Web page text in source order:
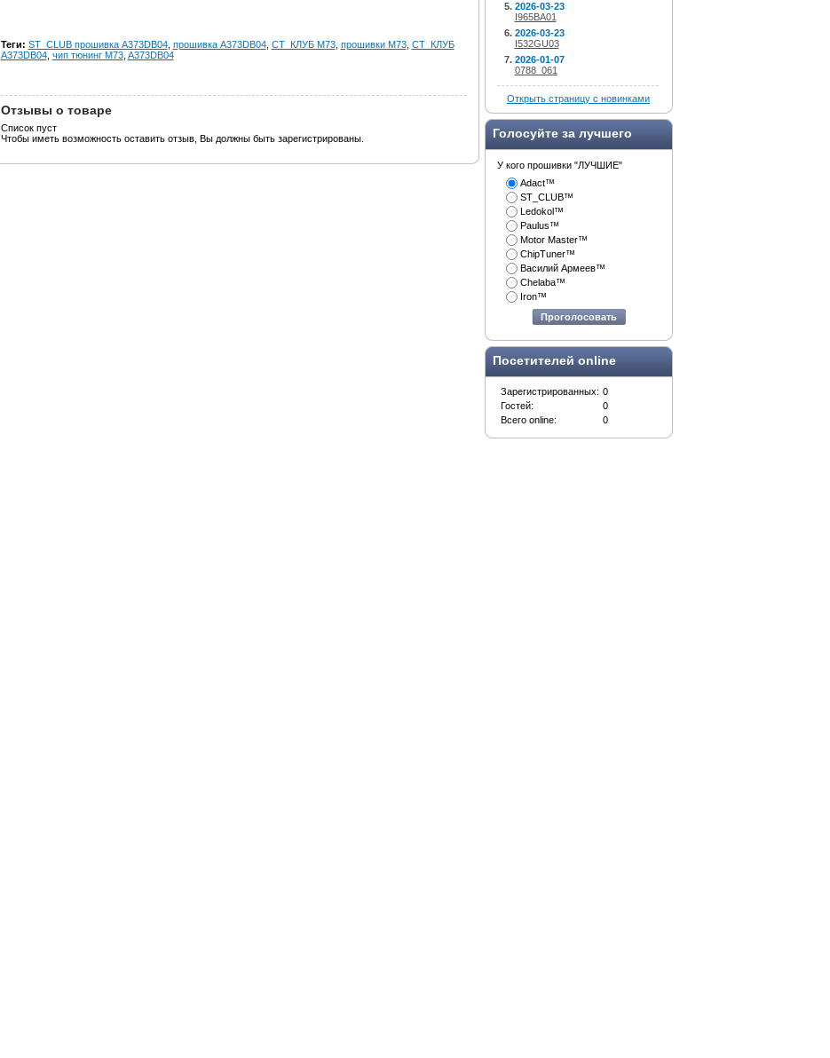
2026-03-23
I965BA01
2026-03-23
I532GU03
2026-01-07
0788_061
Открыть страницу с новинками
Голосуйте за лучшего
У кого прошивки "ЛУЧШИЕ"
Adact™
ST_CLUB™
Ledokol™
Paulus™
Motor Master™
ChipTuner™
Василий Армеев™
Chelaba™
Iron™
Проголосовать
Посетителей online
Зарегистрированных: 0
Гостей:
0
Всего online:
0
Теги: ST_CLUB прошивка A373DB04, прошивка A373DB04, СТ_КЛУБ M73, прошивки M73, СТ_КЛУБ
A373DB04, чип тюнинг M73, A373DB04
Отзывы о товаре
Список пуст
Чтобы иметь возможность оставить отзыв, Вы должны быть зарегистрированы.